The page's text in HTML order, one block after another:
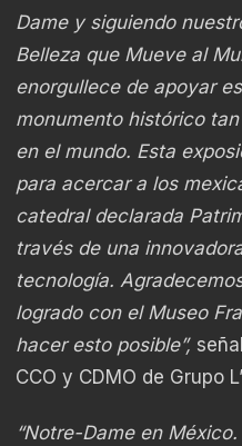
Dame y siguiendo
Belleza que Mueve al
enorgullece de apoyar
monumento histórico
en el mundo. Esta
para acercar a los
catedral declarada
través de una
tecnología.
logrado con el Museo
hacer esto posible”,
CCO y CDMO de Grupo
“Notre-Dame en